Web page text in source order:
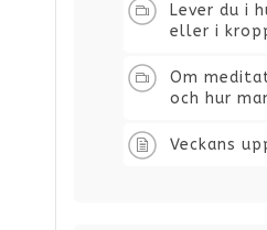
Lever du i
eller i
Om
och hur
Veckans